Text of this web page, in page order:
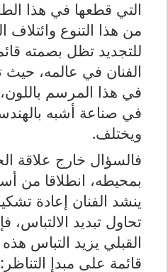
التي قطعها في هذا
من هذا التنوع
للتجديد تظل بصمته
الفنان في عالمه، حيث
في هذا المرسم
في صناعة أشبه
ويختلف.
فالسؤال خارج علاقة
بمحيطه، انطلاقا من
ينشد الفنان إعادة
تحاول تبديد الالتباس،
القبلي يزيد التباس هذه
قائمة على مبدإ